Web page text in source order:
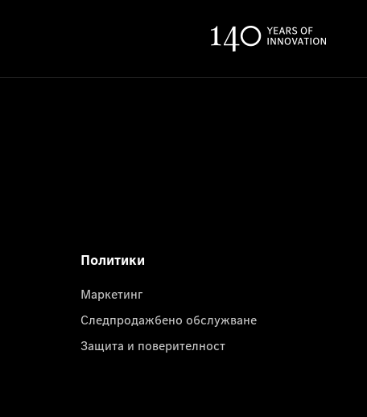
Политики
Маркетинг
Следпродажбено обслужване
Защита и поверителност